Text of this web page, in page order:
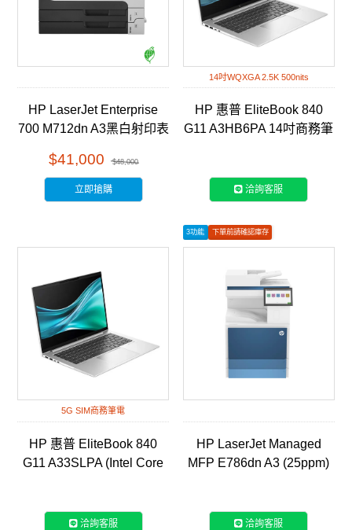
HP LaserJet Enterprise
700 M712dn A3黑白射印表
$41,000 $48,000
立即搶購
14吋WQXGA 2.5K 500nits
HP 惠普 EliteBook 840
G11 A3HB6PA 14吋商務筆
洽詢客服
5G SIM商務筆電
HP 惠普 EliteBook 840
G11 A33SLPA (Intel Core
洽詢客服
3功能
下單前請確認庫存
如有安裝需求請聯繫客服
HP LaserJet Managed
MFP E786dn A3 (25ppm)
洽詢客服